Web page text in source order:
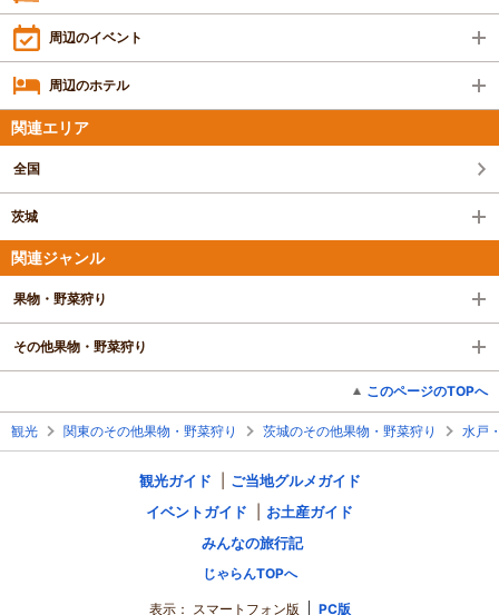
周辺のイベント
周辺のホテル
関連エリア
全国
茨城
関連ジャンル
果物・野菜狩り
その他果物・野菜狩り
このページのTOPへ
観光 関東のその他果物・野菜狩り 茨城のその他果物・野菜狩り 水戸
観光ガイド
ご当地グルメガイド
イベントガイド
お土産ガイド
みんなの旅行記
じゃらんTOPへ
表示： スマートフォン版 PC版